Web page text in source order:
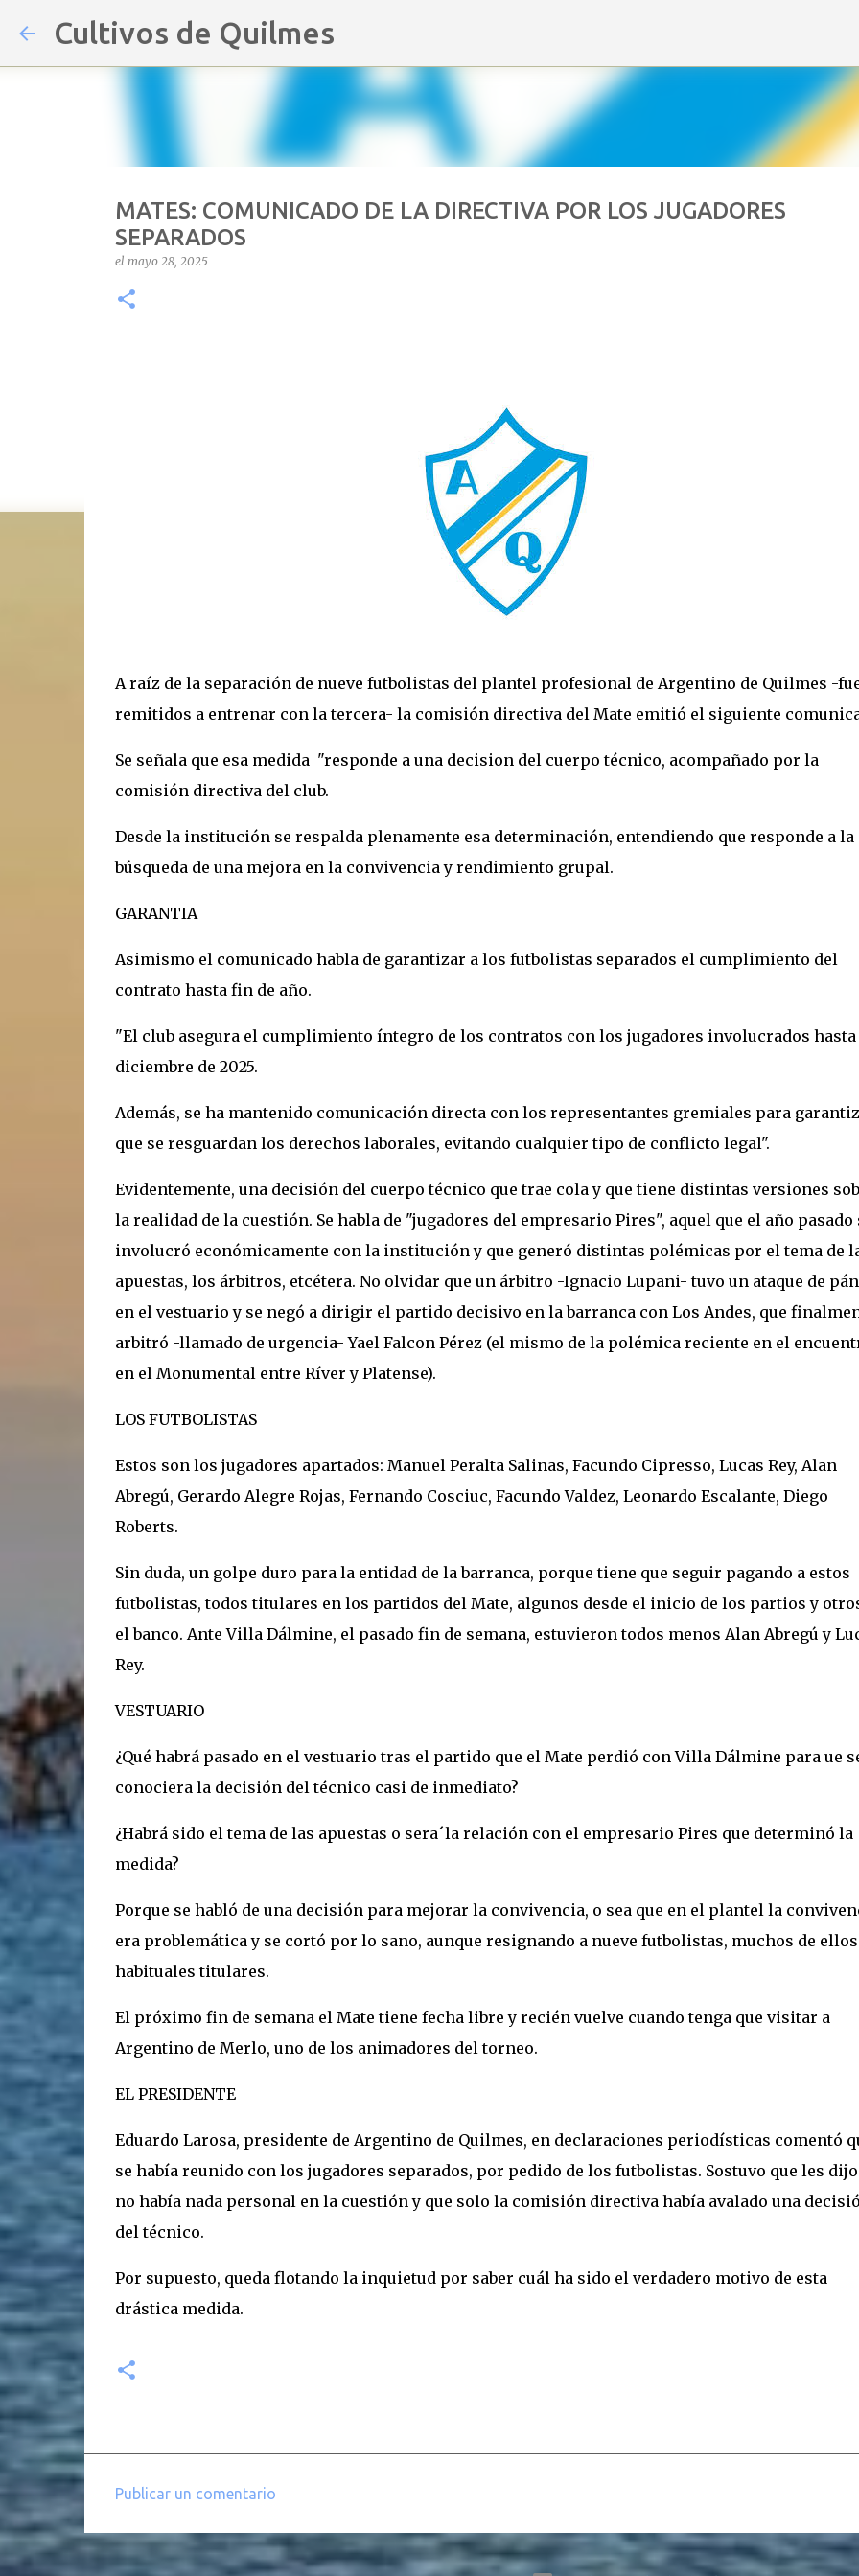
Cultivos de Quilmes
MATES: COMUNICADO DE LA DIRECTIVA POR LOS JUGADORES
SEPARADOS
el mayo 28, 2025
A raíz de la separación de nueve futbolistas del plantel profesional de Argentino de Quilmes -
remitidos a entrenar con la tercera- la comisión directiva del Mate emitió el siguiente
Se señala que esa medida "responde a una decision del cuerpo técnico, acompañado por la
comisión directiva del club.
Desde la institución se respalda plenamente esa determinación, entendiendo que responde a la
búsqueda de una mejora en la convivencia y rendimiento grupal.
GARANTIA
Asimismo el comunicado habla de garantizar a los futbolistas separados el cumplimiento del
contrato hasta fin de año.
"El club asegura el cumplimiento íntegro de los contratos con los jugadores involucrados hasta
diciembre de 2025.
Además, se ha mantenido comunicación directa con los representantes gremiales para
que se resguardan los derechos laborales, evitando cualquier tipo de conflicto legal".
Evidentemente, una decisión del cuerpo técnico que trae cola y que tiene distintas versiones
la realidad de la cuestión. Se habla de "jugadores del empresario Pires", aquel que el año pasado
involucró económicamente con la institución y que generó distintas polémicas por el tema de
apuestas, los árbitros, etcétera. No olvidar que un árbitro -Ignacio Lupani- tuvo un ataque de
en el vestuario y se negó a dirigir el partido decisivo en la barranca con Los Andes, que
arbitró -llamado de urgencia- Yael Falcon Pérez (el mismo de la polémica reciente en el
en el Monumental entre Ríver y Platense).
LOS FUTBOLISTAS
Estos son los jugadores apartados: Manuel Peralta Salinas, Facundo Cipresso, Lucas Rey, Alan
Abregú, Gerardo Alegre Rojas, Fernando Cosciuc, Facundo Valdez, Leonardo Escalante, Diego
Roberts.
Sin duda, un golpe duro para la entidad de la barranca, porque tiene que seguir pagando a estos
futbolistas, todos titulares en los partidos del Mate, algunos desde el inicio de los partios y
el banco. Ante Villa Dálmine, el pasado fin de semana, estuvieron todos menos Alan Abregú y
Rey.
VESTUARIO
¿Qué habrá pasado en el vestuario tras el partido que el Mate perdió con Villa Dálmine para ue
conociera la decisión del técnico casi de inmediato?
¿Habrá sido el tema de las apuestas o sera´la relación con el empresario Pires que determinó la
medida?
Porque se habló de una decisión para mejorar la convivencia, o sea que en el plantel la
era problemática y se cortó por lo sano, aunque resignando a nueve futbolistas, muchos de ellos
habituales titulares.
El próximo fin de semana el Mate tiene fecha libre y recién vuelve cuando tenga que visitar a
Argentino de Merlo, uno de los animadores del torneo.
EL PRESIDENTE
Eduardo Larosa, presidente de Argentino de Quilmes, en declaraciones periodísticas comentó
se había reunido con los jugadores separados, por pedido de los futbolistas. Sostuvo que les dijo
no había nada personal en la cuestión y que solo la comisión directiva había avalado una
del técnico.
Por supuesto, queda flotando la inquietud por saber cuál ha sido el verdadero motivo de esta
drástica medida.
o
m
Publicar un comentario